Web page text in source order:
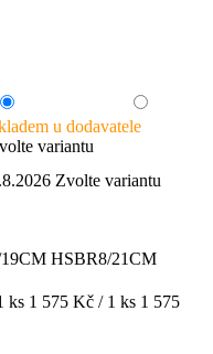
u dodavatele
variantu
Zvolte variantu
HSBR8/21CM
ks 1 575 Kč / 1 ks 1 575